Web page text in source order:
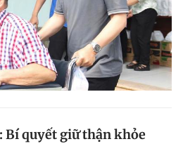
Bí quyết giữ thận khỏe